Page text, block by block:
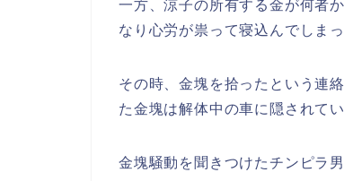
一方、涼子の所有する金が何者
なり心労が祟って寝込んでしまっ
その時、金塊を拾ったという連
た金塊は解体中の車に隠されてい
金塊騒動を聞きつけたチンピラ